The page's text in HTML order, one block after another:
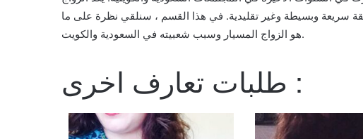
سريعة وبسيطة وغير تقليدية. في هذا القسم ، سنلقي نظرة على ما
هو الزواج المسيار وسبب شعبيته في السعودية والكويت.
طلبات تعارف اخرى :